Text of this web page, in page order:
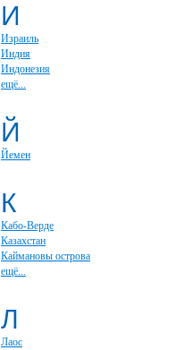
И
Израиль
Индия
Индонезия
ещё...
Й
Йемен
К
Кабо-Верде
Казахстан
Каймановы острова
ещё...
Л
Лаос